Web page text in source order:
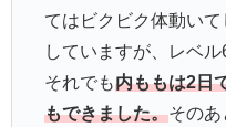
てはビクビク体動い
していますが、レベ
それでも内ももは2日
もできました。そのあ